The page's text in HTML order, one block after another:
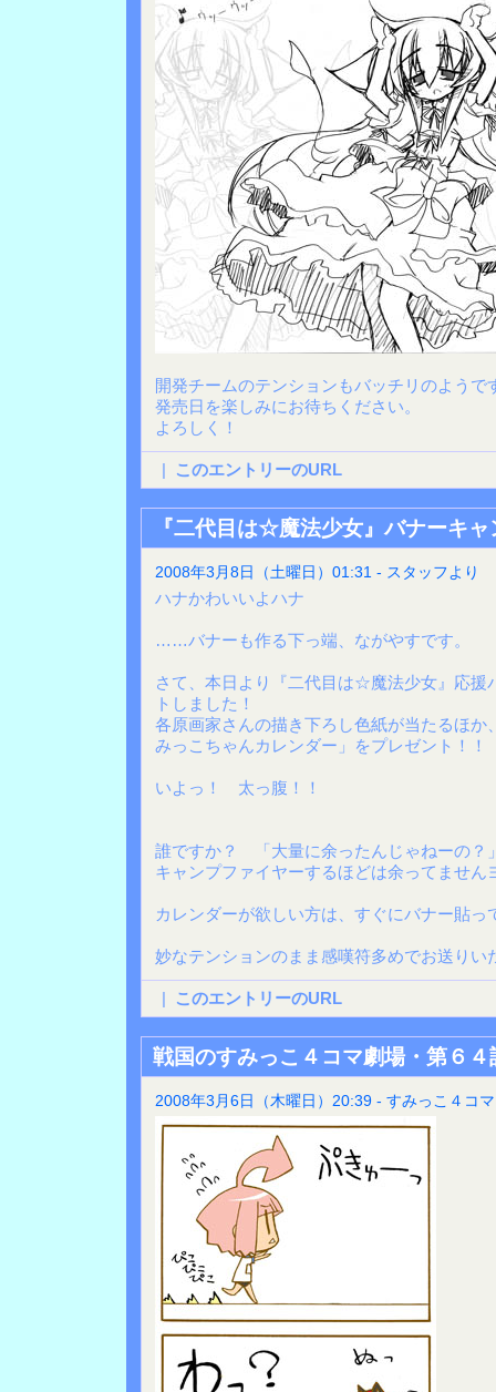
開発チームのテンションもバッチリのようで
発売日を楽しみにお待ちください。
よろしく！
| このエントリーのURL
『二代目は☆魔法少女』バナーキ
2008年3月8日（土曜日）01:31 - スタッフより
ハナかわいいよハナ
……バナーも作る下っ端、ながやすです。
さて、本日より『二代目は☆魔法少女』応援
トしました！
各原画家さんの描き下ろし色紙が当たるほか
みっこちゃんカレンダー」をプレゼント！！
いよっ！ 太っ腹！！
誰ですか？ 「大量に余ったんじゃねーの？
キャンプファイヤーするほどは余ってません
カレンダーが欲しい方は、すぐにバナー貼っ
妙なテンションのまま感嘆符多めでお送りい
| このエントリーのURL
戦国のすみっこ４コマ劇場・第６
2008年3月6日（木曜日）20:39 - すみっこ４コマ